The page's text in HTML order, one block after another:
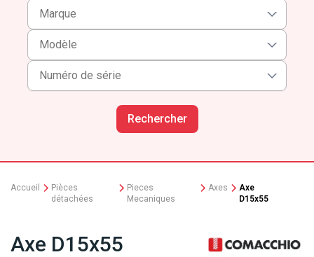
Rechercher
Accueil
Pièces
détachées
Pieces
Mecaniques
Axes
Axe
D15x55
Axe D15x55